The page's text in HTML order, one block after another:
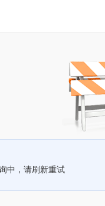
中，请刷新重试